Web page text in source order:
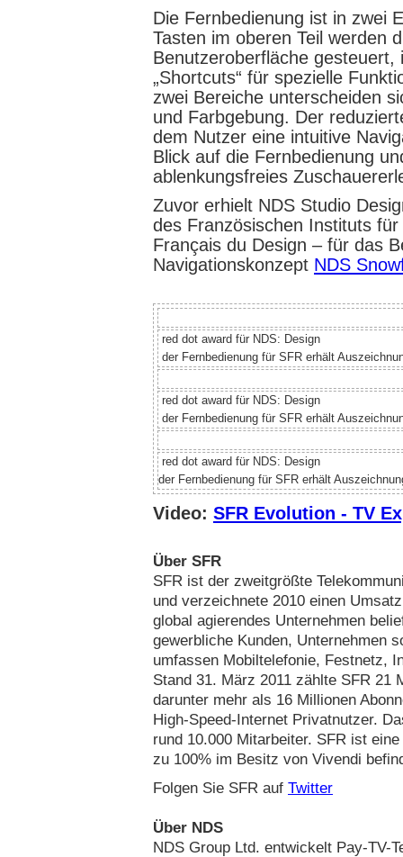
Die Fernbedienung ist in zwei
Tasten im oberen Teil werden
Benutzeroberfläche gesteuert,
„Shortcuts“ für spezielle
zwei Bereiche unterscheiden
und Farbgebung. Der
dem Nutzer eine intuitive
Blick auf die Fernbedienung
ablenkungsfreies
Zuvor erhielt NDS Studio
des Französischen Instituts für
Français du Design – für das
Navigationskonzept NDS
red dot award für NDS: Design
der Fernbedienung für SFR erhält
red dot award für NDS: Design
der Fernbedienung für SFR erhält
red dot award für NDS: Design
der Fernbedienung für SFR erhält
Video: SFR Evolution - TV
Über SFR
SFR ist der zweitgrößte
und verzeichnete 2010 einen
global agierendes Unternehmen
gewerbliche Kunden, Unternehmen
umfassen Mobiltelefonie, Festnetz,
Stand 31. März 2011 zählte SFR 21
darunter mehr als 16 Millionen
High-Speed-Internet Privatnutzer.
rund 10.000 Mitarbeiter. SFR ist
zu 100% im Besitz von Vivendi
Folgen Sie SFR auf Twitter
Über NDS
NDS Group Ltd. entwickelt Pay-TV-